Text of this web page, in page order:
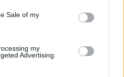
Sale of my
my
Advertising.